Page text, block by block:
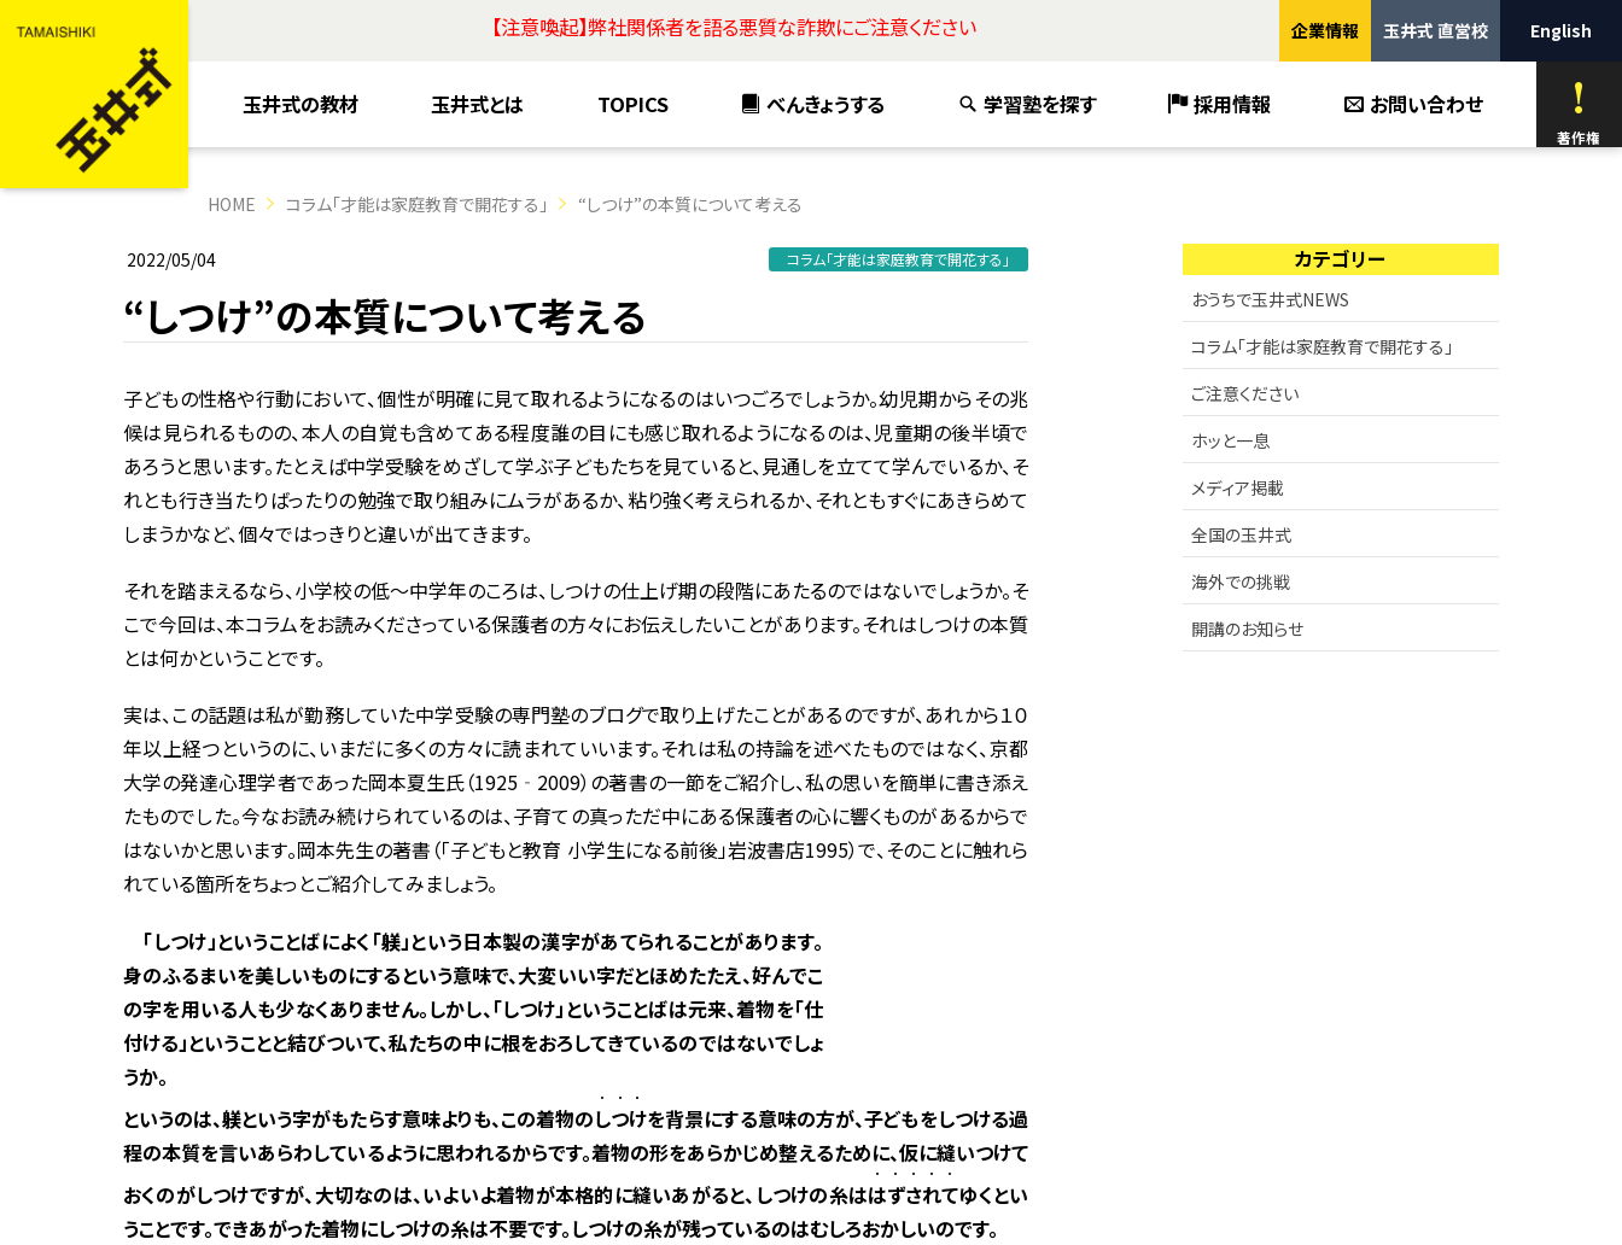
【注意喚起】弊社関係者を語る悪質な詐欺にご注意ください 企業情報 玉井式 直営校 English
玉井式の教材 玉井式とは TOPICS べんきょうする 学習塾を探す 採用情報 お問い合わせ
著作権
HOME コラム「才能は家庭教育で開花する」 “しつけ”の本質について考える
2022/05/04 コラム「才能は家庭教育で開花する」
“しつけ”の本質について考える
子どもの性格や行動において、個性が明確に見て取れるようになるのはいつごろでしょうか。幼児期からその兆
候は見られるものの、本人の自覚も含めてある程度誰の目にも感じ取れるようになるのは、児童期の後半頃で
あろうと思います。たとえば中学受験をめざして学ぶ子どもたちを見ていると、見通しを立てて学んでいるか、そ
れとも行き当たりばったりの勉強で取り組みにムラがあるか、粘り強く考えられるか、それともすぐにあきらめて
しまうかなど、個々ではっきりと違いが出てきます。
それを踏まえるなら、小学校の低～中学年のころは、しつけの仕上げ期の段階にあたるのではないでしょうか。そ
こで今回は、本コラムをお読みくださっている保護者の方々にお伝えしたいことがあります。それはしつけの本質
とは何かということです。
実は、この話題は私が勤務していた中学受験の専門塾のブログで取り上げたことがあるのですが、あれから１０
年以上経つというのに、いまだに多くの方々に読まれていいます。それは私の持論を述べたものではなく、京都
大学の発達心理学者であった岡本夏生氏（1925‐2009）の著書の一節をご紹介し、私の思いを簡単に書き添え
たものでした。今なお読み続けられているのは、子育ての真っただ中にある保護者の心に響くものがあるからで
はないかと思います。岡本先生の著書（「子どもと教育 小学生になる前後」岩波書店1995）で、そのことに触れら
れている箇所をちょっとご紹介してみましょう。
「しつけ」ということばによく「躾」という日本製の漢字があてられることがあります。
身のふるまいを美しいものにするという意味で、大変いい字だとほめたたえ、好んでこ
の字を用いる人も少なくありません。しかし、「しつけ」ということばは元来、着物を「仕
付ける」ということと結びついて、私たちの中に根をおろしてきているのではないでしょ
うか。
というのは、躾という字がもたらす意味よりも、この着物のしつけ
・・・
を背景にする意味の方が、子どもをしつける過
程の本質を言いあらわしているように思われるからです。着物の形をあらかじめ整えるために、仮に縫いつけて
おくのがしつけですが、大切なのは、いよいよ着物が本格的に縫いあがると、しつけの糸ははずされて
・・・・・
ゆくとい
うことです。できあがった着物にしつけの糸は不要です。しつけの糸が残っているのはむしろおかしいのです。
カテゴリー
おうちで玉井式NEWS
コラム「才能は家庭教育で開花する」
ご注意ください
ホッと一息
メディア掲載
全国の玉井式
海外での挑戦
開講のお知らせ